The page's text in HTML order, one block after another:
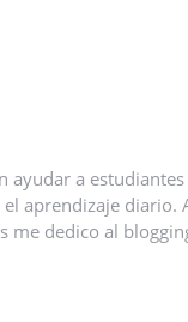
a estudiantes
aprendizaje diario.
me dedico al